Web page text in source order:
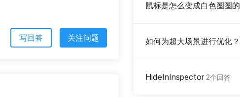
写回答 关注问题
鼠标是怎么变成白色圈圈的
如何为超大场景进行优化？
HideInInspector 2个回答